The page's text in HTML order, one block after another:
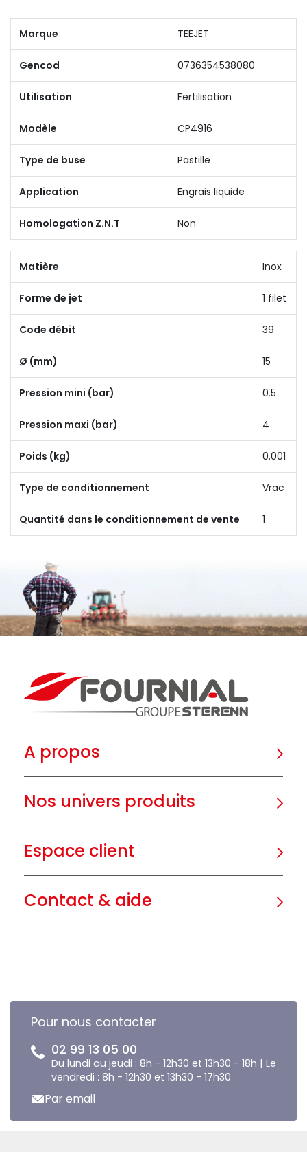
Marque TEEJET
Gencod 0736354538080
Utilisation Fertilisation
Modèle CP4916
Type de buse Pastille
Application Engrais liquide
Homologation Z.N.T Non
Matière Inox
Forme de jet 1 filet
Code débit 39
Ø (mm) 15
Pression mini (bar) 0.5
Pression maxi (bar) 4
Poids (kg) 0.001
Type de conditionnement Vrac
Quantité dans le conditionnement de vente 1
A propos
Nos univers produits
Espace client
Contact & aide
Pour nous contacter
02 99 13 05 00
Du lundi au jeudi : 8h - 12h30 et 13h30 - 18h | Le
vendredi : 8h - 12h30 et 13h30 - 17h30
Par email